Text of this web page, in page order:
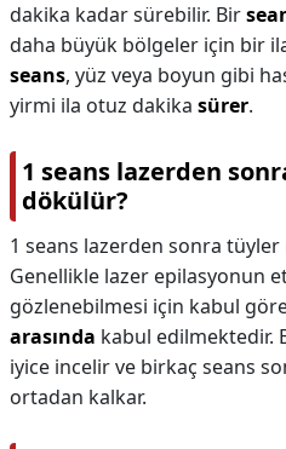
dakika kadar sürebilir. Bir
daha büyük bölgeler için bir
seans, yüz veya boyun gibi
yirmi ila otuz dakika sürer.
1 seans lazerden
dökülür?
1 seans lazerden sonra
Genellikle lazer epilasyonun
gözlenebilmesi için kabul
arasında kabul edilmektedir.
iyice incelir ve birkaç seans
ortadan kalkar.